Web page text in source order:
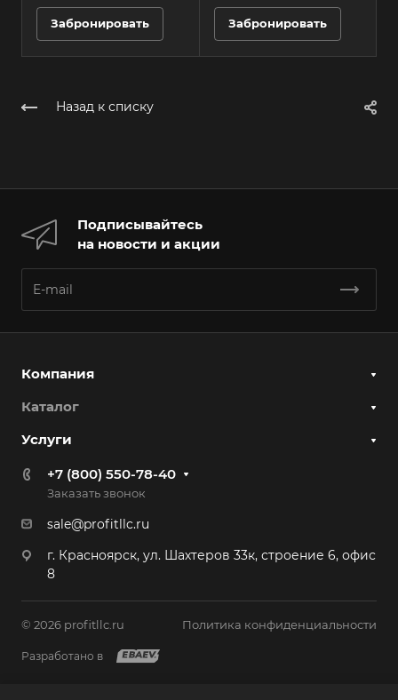
Забронировать Забронировать
Назад к списку
Подписывайтесь
на новости и акции
Компания
Каталог
Услуги
+7 (800) 550-78-40
Заказать звонок
sale@profitllc.ru
г. Красноярск, ул. Шахтеров 33к, строение 6, офис
8
© 2026 profitllc.ru Политика конфиденциальности
Разработано в